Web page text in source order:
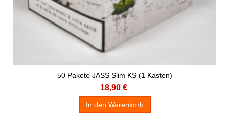
50 Pakete JASS Slim KS (1 Kasten)
18,90 €
In den Warenkorb